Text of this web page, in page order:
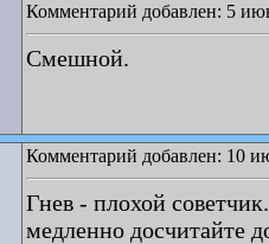
Комментарий добавлен: 5
Смешной.
Комментарий добавлен: 10
Гнев - плохой
медленно досчитайте